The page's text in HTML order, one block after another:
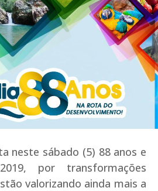
neste sábado (5) 88 anos e
por transformações
valorizando ainda mais a